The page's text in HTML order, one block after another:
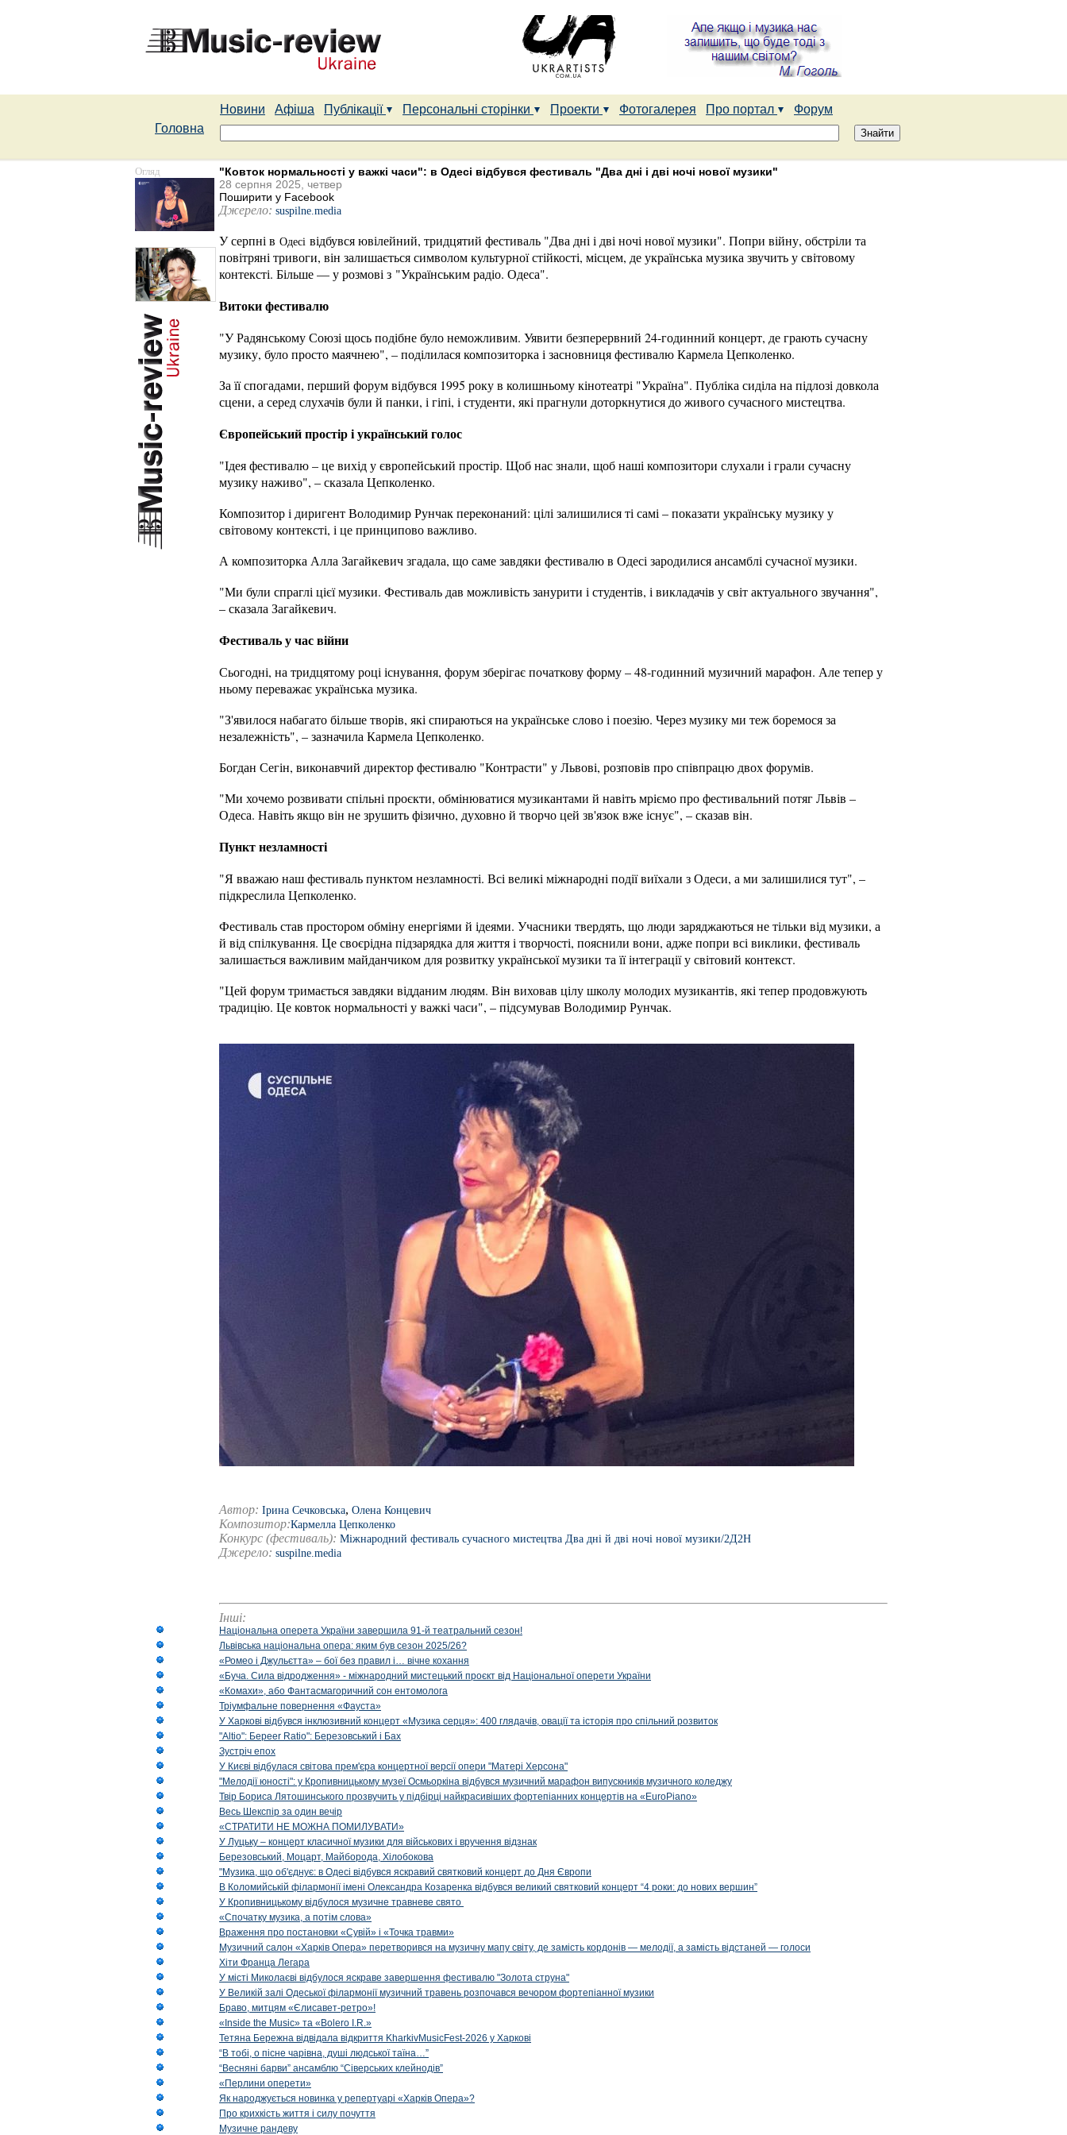
Новини Афіша Публікації Персональні сторінки Проекти Фотогалерея Про портал
Форум
Головна
Огляд
"Ковток нормальності у важкі часи": в Одесі відбувся фестиваль "Два дні і дві ночі нової музики"
28 серпня 2025, четвер
Поширити у Facebook
Джерело: suspilne.media
У серпні в Одесі відбувся ювілейний, тридцятий фестиваль "Два дні і дві ночі нової музики". Попри війну, обстріли та
повітряні тривоги, він залишається символом культурної стійкості, місцем, де українська музика звучить у світовому
контексті. Більше — у розмові з "Українським радіо. Одеса".
Витоки фестивалю
"У Радянському Союзі щось подібне було неможливим. Уявити безперервний 24-годинний концерт, де грають сучасну
музику, було просто маячнею", – поділилася композиторка і засновниця фестивалю Кармела Цепколенко.
За її спогадами, перший форум відбувся 1995 року в колишньому кінотеатрі "Україна". Публіка сиділа на підлозі довкола
сцени, а серед слухачів були й панки, і гіпі, і студенти, які прагнули доторкнутися до живого сучасного мистецтва.
Європейський простір і український голос
"Ідея фестивалю – це вихід у європейський простір. Щоб нас знали, щоб наші композитори слухали і грали сучасну
музику наживо", – сказала Цепколенко.
Композитор і диригент Володимир Рунчак переконаний: цілі залишилися ті самі – показати українську музику у
світовому контексті, і це принципово важливо.
А композиторка Алла Загайкевич згадала, що саме завдяки фестивалю в Одесі зародилися ансамблі сучасної музики.
"Ми були спраглі цієї музики. Фестиваль дав можливість занурити і студентів, і викладачів у світ актуального звучання",
– сказала Загайкевич.
Фестиваль у час війни
Сьогодні, на тридцятому році існування, форум зберігає початкову форму – 48-годинний музичний марафон. Але тепер у
ньому переважає українська музика.
"З'явилося набагато більше творів, які спираються на українське слово і поезію. Через музику ми теж боремося за
незалежність", – зазначила Кармела Цепколенко.
Богдан Сегін, виконавчий директор фестивалю "Контрасти" у Львові, розповів про співпрацю двох форумів.
"Ми хочемо розвивати спільні проєкти, обмінюватися музикантами й навіть мріємо про фестивальний потяг Львів –
Одеса. Навіть якщо він не зрушить фізично, духовно й творчо цей зв'язок вже існує", – сказав він.
Пункт незламності
"Я вважаю наш фестиваль пунктом незламності. Всі великі міжнародні події виїхали з Одеси, а ми залишилися тут", –
підкреслила Цепколенко.
Фестиваль став простором обміну енергіями й ідеями. Учасники твердять, що люди заряджаються не тільки від музики, а
й від спілкування. Це своєрідна підзарядка для життя і творчості, пояснили вони, адже попри всі виклики, фестиваль
залишається важливим майданчиком для розвитку української музики та її інтеграції у світовий контекст.
"Цей форум тримається завдяки відданим людям. Він виховав цілу школу молодих музикантів, які тепер продовжують
традицію. Це ковток нормальності у важкі часи", – підсумував Володимир Рунчак.
Автор: Ірина Сечковська, Олена Концевич
Композитор:Кармелла Цепколенко
Конкурс (фестиваль): Міжнародний фестиваль сучасного мистецтва Два дні й дві ночі нової музики/2Д2Н
Джерело: suspilne.media
Інші:
Національна оперета України завершила 91-й театральний сезон!
Львівська національна опера: яким був сезон 2025/26?
«Ромео і Джульєтта» – бої без правил і… вічне кохання
«Буча. Сила відродження» - міжнародний мистецький проєкт від Національної оперети України
«Комахи», або Фантасмагоричний сон ентомолога
Тріумфальне повернення «Фауста»
У Харкові відбувся інклюзивний концерт «Музика серця»: 400 глядачів, овації та історія про спільний розвиток
"Altio": Береer Ratio": Березовський і Бах
Зустріч епох
У Києві відбулася світова прем'єра концертної версії опери "Матері Херсона"
"Мелодії юності": у Кропивницькому музеї Осмьоркіна відбувся музичний марафон випускників музичного коледжу
Твір Бориса Лятошинського прозвучить у підбірці найкрасивіших фортепіанних концертів на «EuroPiano»
Весь Шекспір за один вечір
«СТРАТИТИ НЕ МОЖНА ПОМИЛУВАТИ»
У Луцьку – концерт класичної музики для військових і вручення відзнак
Березовський, Моцарт, Майборода, Хілобокова
"Музика, що об'єднує: в Одесі відбувся яскравий святковий концерт до Дня Європи
В Коломийській філармонії імені Олександра Козаренка відбувся великий святковий концерт “4 роки: до нових вершин”
У Кропивницькому відбулося музичне травневе свято
«Спочатку музика, а потім слова»
Враження про постановки «Сувій» і «Точка травми»
Музичний салон «Харків Опера» перетворився на музичну мапу світу, де замість кордонів — мелодії, а замість відстаней — голоси
Хіти Франца Легара
У місті Миколаєві відбулося яскраве завершення фестивалю "Золота струна"
У Великій залі Одеської філармонії музичний травень розпочався вечором фортепіанної музики
Браво, митцям «Єлисавет-ретро»!
«Inside the Music» та «Bolero I.R.»
Тетяна Бережна відвідала відкриття KharkivMusicFest-2026 у Харкові
“В тобі, о пісне чарівна, душі людської таїна…”
“Весняні барви” ансамблю “Сіверських клейнодів”
«Перлини оперети»
Як народжується новинка у репертуарі «Харків Опера»?
Про крихкість життя і силу почуття
Музичне рандеву